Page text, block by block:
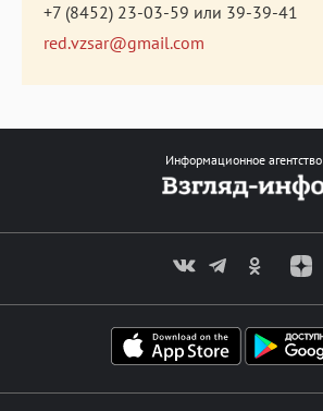
+7 (8452) 23-03-59 или 39-39-41
red.vzsar@gmail.com
Информационное агентство